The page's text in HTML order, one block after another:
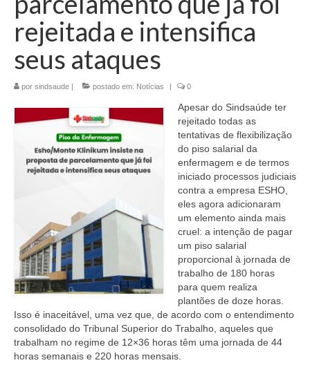
rejeitada e intensifica
seus ataques
por sindsaude | postado em: Notícias | 0
Apesar do Sindsaúde ter
rejeitado todas as
tentativas de flexibilização
do piso salarial da
enfermagem e de termos
iniciado processos judiciais
contra a empresa ESHO,
eles agora adicionaram
um elemento ainda mais
cruel: a intenção de pagar
um piso salarial
proporcional à jornada de
trabalho de 180 horas
para quem realiza
plantões de doze horas.
Isso é inaceitável, uma vez que, de acordo com o entendimento
consolidado do Tribunal Superior do Trabalho, aqueles que
trabalham no regime de 12×36 horas têm uma jornada de 44
horas semanais e 220 horas mensais.